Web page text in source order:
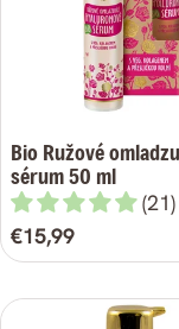
Bio Ružové
sérum 50 ml
(21)
Bežná
cena
€15,99